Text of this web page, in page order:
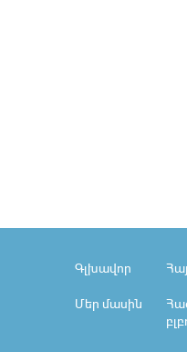
Գլխավոր
Մեր մասին